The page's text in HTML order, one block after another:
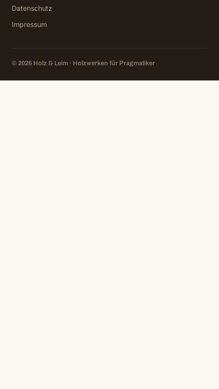
Datenschutz
Impressum
© 2026 Holz & Leim · Holzwerken für Pragmatiker